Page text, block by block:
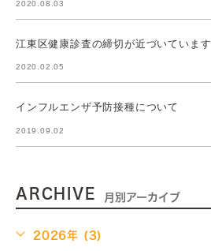
2020.08.03
江東区健康診査の締切が近づいています
2020.02.05
インフルエンザ予防接種について
2019.09.02
ARCHIVE 月別アーカイブ
2026年 (3)